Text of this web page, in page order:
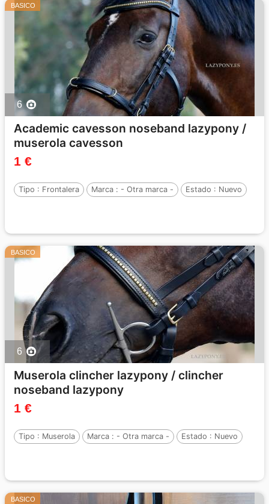
BASICO
6
Academic cavesson noseband lazypony /
muserola cavesson
1 €
Tipo : Frontalera Marca : - Otra marca - Estado : Nuevo
BASICO
6
Muserola clincher lazypony / clincher
noseband lazypony
1 €
Tipo : Muserola Marca : - Otra marca - Estado : Nuevo
BASICO